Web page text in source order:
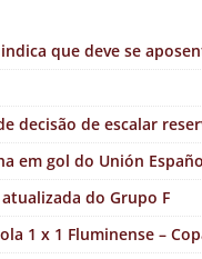
indica que deve se
decisão de escalar
em gol do Unión
do Grupo F
1 x 1 Fluminense –